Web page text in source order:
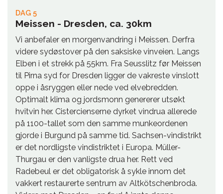
DAG 5
Meissen - Dresden, ca. 30km
Vi anbefaler en morgenvandring i Meissen. Derfra
videre sydøstover på den saksiske vinveien. Langs
Elben i et strekk på 55km. Fra Seusslitz før Meissen
til Pirna syd for Dresden ligger de vakreste vinslott
oppe i åsryggen eller nede ved elvebredden.
Optimalt klima og jordsmonn genererer utsøkt
hvitvin her. Cistercienserne dyrket vindrua allerede
på 1100-tallet som den samme munkeordenen
gjorde i Burgund på samme tid. Sachsen-vindistrikt
er det nordligste vindistriktet i Europa. Müller-
Thurgau er den vanligste drua her. Rett ved
Radebeul er det obligatorisk å sykle innom det
vakkert restaurerte sentrum av Altkötschenbroda.